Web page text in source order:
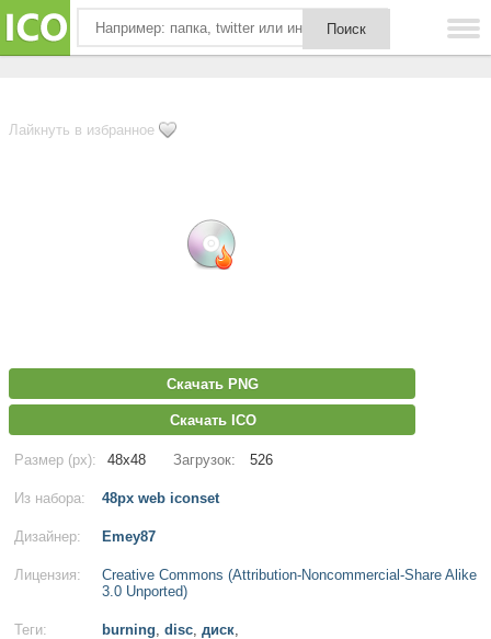
Лайкнуть в избранное
Скачать PNG
Скачать ICO
Размер (px): 48x48 Загрузок: 526
Из набора: 48px web iconset
Дизайнер: Emey87
Лицензия:
Creative Commons (Attribution-Noncommercial-Share Alike
3.0 Unported)
Теги: burning, disc, диск,